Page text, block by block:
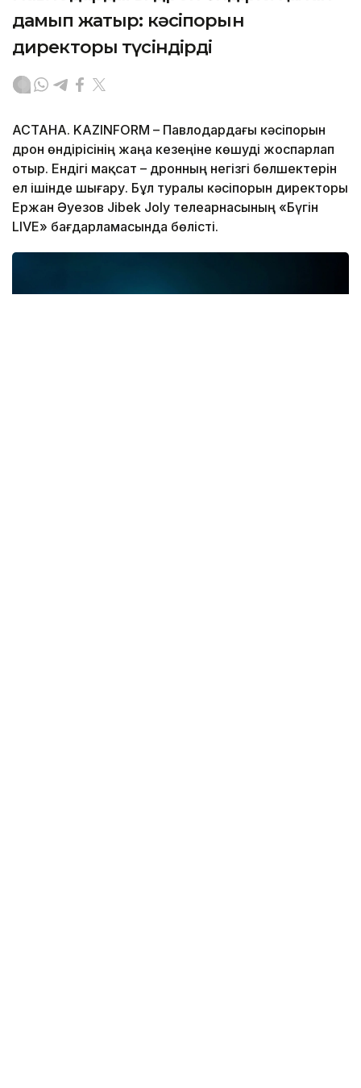
дамып жатыр: кәсіпорын
директоры түсіндірді
АСТАНА. KAZINFORM – Павлодардағы кәсіпорын
дрон өндірісінің жаңа кезеңіне көшуді жоспарлап
отыр. Ендігі мақсат – дронның негізгі бөлшектерін
ел ішінде шығару. Бұл туралы кәсіпорын директоры
Ержан Әуезов Jibek Joly телеарнасының «Бүгін
LIVE» бағдарламасында бөлісті.